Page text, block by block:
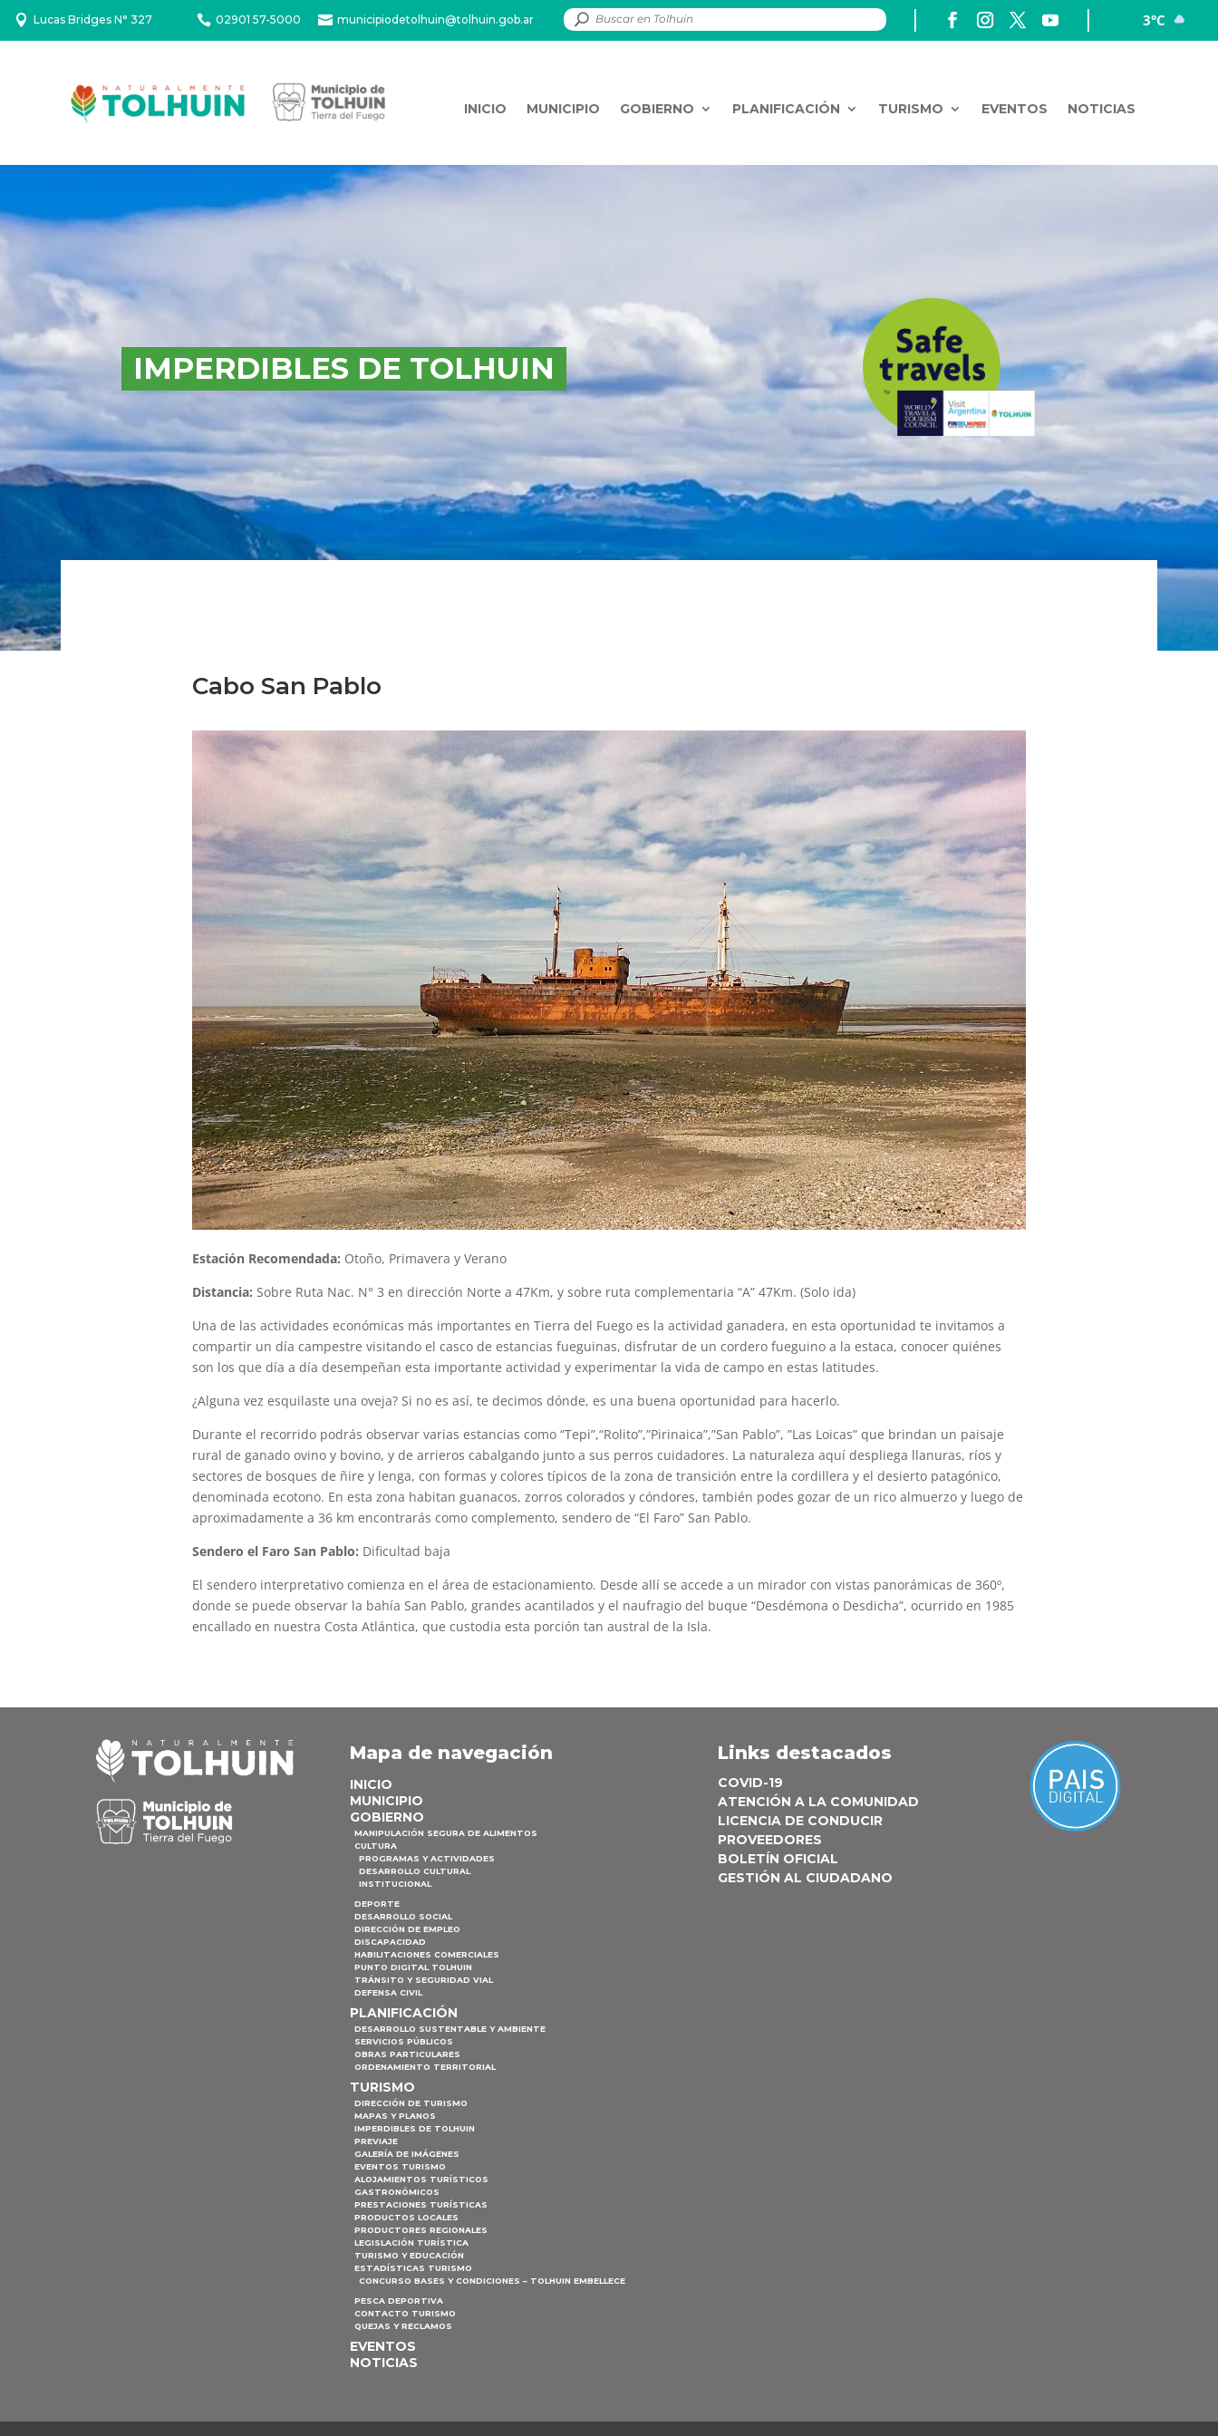
 Lucas Bridges N° 327  02901 57-5000  municipiodetolhuin@tolhuin.gob.ar 3°C
INICIO MUNICIPIO GOBIERNO PLANIFICACIÓN TURISMO EVENTOS NOTICIAS
IMPERDIBLES DE TOLHUIN
Cabo San Pablo
Estación Recomendada: Otoño, Primavera y Verano
Distancia:Sobre Ruta Nac. N° 3 en dirección Norte a 47Km, y sobre ruta complementaria “A” 47Km. (Solo ida)
Una de las actividades económicas más importantes en Tierra del Fuego es la actividad ganadera, en esta oportunidad te invitamos a
compartir un día campestre visitando el casco de estancias fueguinas, disfrutar de un cordero fueguino a la estaca, conocer quiénes
son los que día a día desempeñan esta importante actividad y experimentar la vida de campo en estas latitudes.
¿Alguna vez esquilaste una oveja? Si no es así, te decimos dónde, es una buena oportunidad para hacerlo.
Durante el recorrido podrás observar varias estancias como “Tepi”,“Rolito”,”Pirinaica”,”San Pablo”, ”Las Loicas” que brindan un paisaje
rural de ganado ovino y bovino, y de arrieros cabalgando junto a sus perros cuidadores. La naturaleza aquí despliega llanuras, ríos y
sectores de bosques de ñire y lenga, con formas y colores típicos de la zona de transición entre la cordillera y el desierto patagónico,
denominada ecotono. En esta zona habitan guanacos, zorros colorados y cóndores, también podes gozar de un rico almuerzo y luego de
aproximadamente a 36 km encontrarás como complemento, sendero de “El Faro” San Pablo.
Sendero el Faro San Pablo: Dificultad baja
El sendero interpretativo comienza en el área de estacionamiento. Desde allí se accede a un mirador con vistas panorámicas de 360º,
donde se puede observar la bahía San Pablo, grandes acantilados y el naufragio del buque “Desdémona o Desdicha”, ocurrido en 1985
encallado en nuestra Costa Atlántica, que custodia esta porción tan austral de la Isla.
Mapa de navegación
INICIO
MUNICIPIO
GOBIERNO
MANIPULACIÓN SEGURA DE ALIMENTOS
CULTURA
PROGRAMAS Y ACTIVIDADES
DESARROLLO CULTURAL
INSTITUCIONAL
DEPORTE
DESARROLLO SOCIAL
DIRECCIÓN DE EMPLEO
DISCAPACIDAD
HABILITACIONES COMERCIALES
PUNTO DIGITAL TOLHUIN
TRÁNSITO Y SEGURIDAD VIAL
DEFENSA CIVIL
PLANIFICACIÓN
DESARROLLO SUSTENTABLE Y AMBIENTE
SERVICIOS PÚBLICOS
OBRAS PARTICULARES
ORDENAMIENTO TERRITORIAL
TURISMO
DIRECCIÓN DE TURISMO
MAPAS Y PLANOS
IMPERDIBLES DE TOLHUIN
PREVIAJE
GALERÍA DE IMÁGENES
EVENTOS TURISMO
ALOJAMIENTOS TURÍSTICOS
GASTRONÓMICOS
PRESTACIONES TURÍSTICAS
PRODUCTOS LOCALES
PRODUCTORES REGIONALES
LEGISLACIÓN TURÍSTICA
TURISMO Y EDUCACIÓN
ESTADÍSTICAS TURISMO
CONCURSO BASES Y CONDICIONES – TOLHUIN EMBELLECE
PESCA DEPORTIVA
CONTACTO TURISMO
QUEJAS Y RECLAMOS
EVENTOS
NOTICIAS
Links destacados
COVID-19
ATENCIÓN A LA COMUNIDAD
LICENCIA DE CONDUCIR
PROVEEDORES
BOLETÍN OFICIAL
GESTIÓN AL CIUDADANO